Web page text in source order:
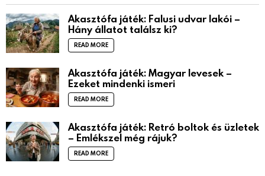
Akasztófa játék: Falusi udvar lakói –
Hány állatot találsz ki?
READ MORE
Akasztófa játék: Magyar levesek –
Ezeket mindenki ismeri
READ MORE
Akasztófa játék: Retró boltok és üzletek
– Emlékszel még rájuk?
READ MORE